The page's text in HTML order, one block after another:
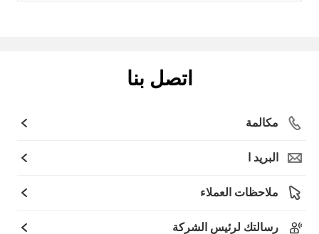
اتصل بنا
مكالمة
البريد ا
ملاحظات العملاء
رسالتك لرئيس الشركة